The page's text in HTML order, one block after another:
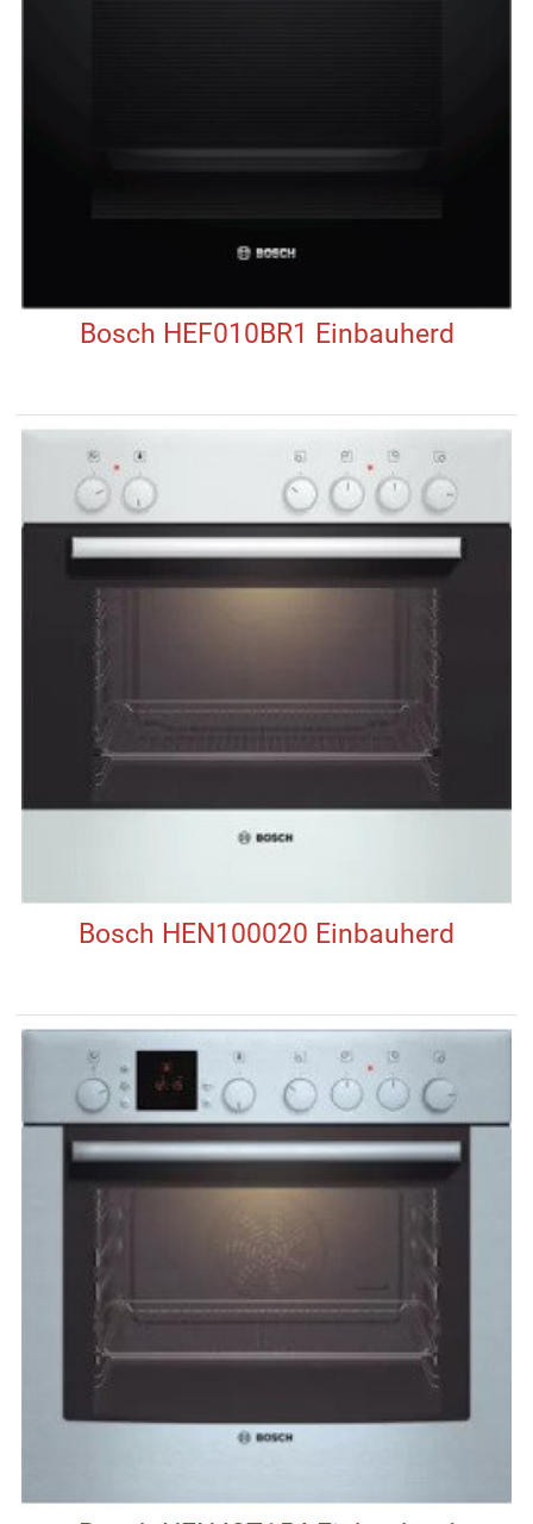
Bosch HEF010BR1 Einbauherd
Bosch HEN100020 Einbauherd